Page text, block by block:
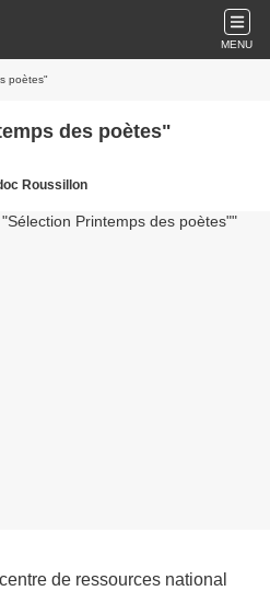
MENU
poètes"
des poètes"
Roussillon
de ressources national